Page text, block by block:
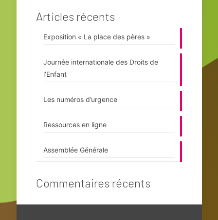
Articles récents
Exposition « La place des pères »
Journée internationale des Droits de
l’Enfant
Les numéros d’urgence
Ressources en ligne
Assemblée Générale
Commentaires récents